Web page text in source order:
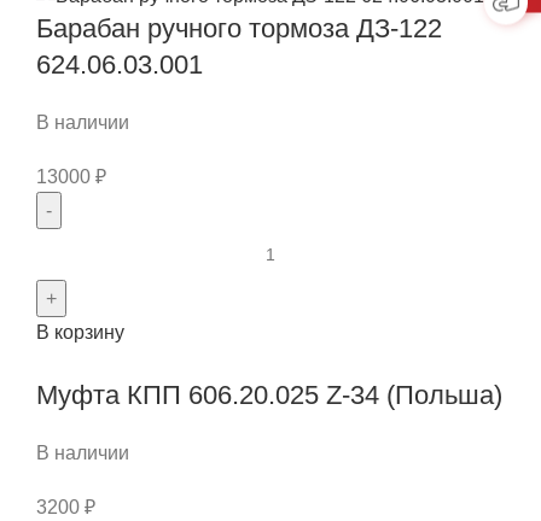
Барабан ручного тормоза ДЗ-122
624.06.03.001
В наличии
13000 ₽
Барабан
ручного
ДЗ-122
В корзину
Муфта КПП 606.20.025 Z-34 (Польша)
В наличии
3200 ₽